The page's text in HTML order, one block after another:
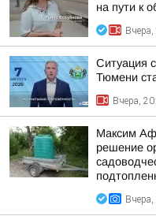
на пути к
Ситуация
Тюмени
Вчера,
Максим
решение
Вчера,